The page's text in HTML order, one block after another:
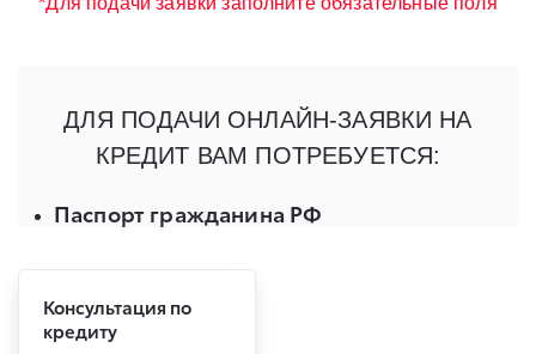
Консультация по
кредиту